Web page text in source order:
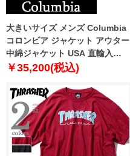
大きいサイズ メンズ Columbia
コロンビア ジャケット アウター
中綿ジャケット USA 直輸入
xm0565
￥35,200(税込)